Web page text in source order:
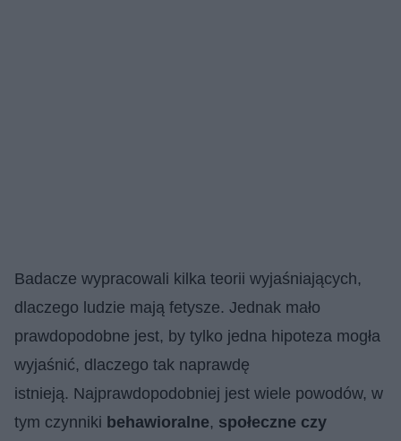
Badacze wypracowali kilka teorii wyjaśniających,
dlaczego ludzie mają fetysze. Jednak mało
prawdopodobne jest, by tylko jedna hipoteza mogła
wyjaśnić, dlaczego tak naprawdę
istnieją. Najprawdopodobniej jest wiele powodów, w
tym czynniki behawioralne, społeczne czy